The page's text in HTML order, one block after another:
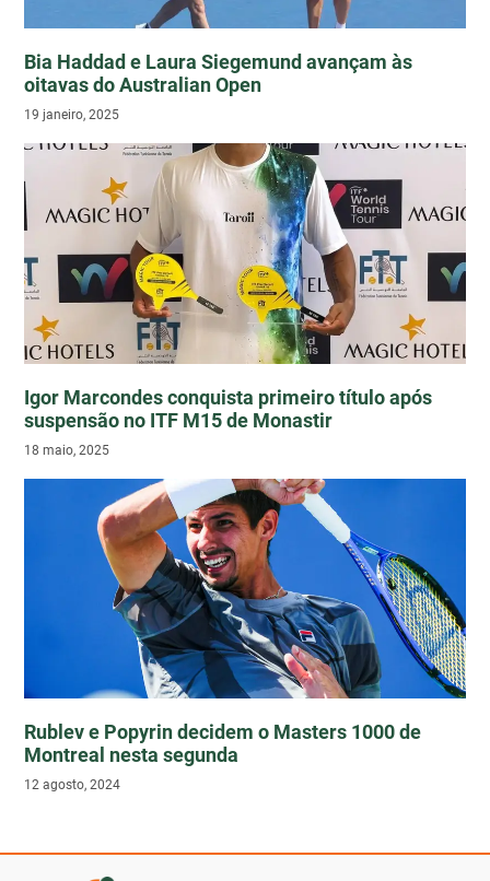
Bia Haddad e Laura Siegemund avançam às
oitavas do Australian Open
19 janeiro, 2025
Igor Marcondes conquista primeiro título após
suspensão no ITF M15 de Monastir
18 maio, 2025
Rublev e Popyrin decidem o Masters 1000 de
Montreal nesta segunda
12 agosto, 2024